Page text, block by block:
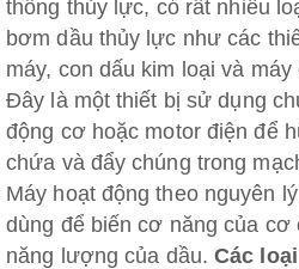
thống thủy lực, có rất nhiều
bơm dầu thủy lực như các
máy, con dấu kim loại và
Đây là một thiết bị sử dụng
động cơ hoặc motor điện để
chứa và đẩy chúng trong
Máy hoạt động theo nguyên
dùng để biến cơ năng của cơ
năng lượng của dầu.Các